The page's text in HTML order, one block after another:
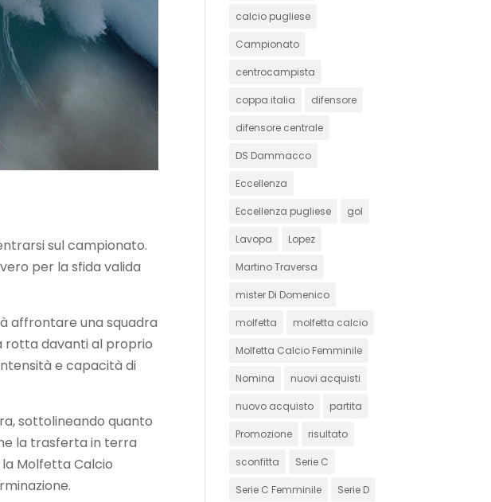
sul campionato.
per la sfida valida
affrontare una squadra
rotta davanti al proprio
e capacità di
sottolineando quanto
la trasferta in terra
Molfetta Calcio
calcio pugliese
Campionato
centrocampista
coppa italia difensore
difensore centrale
DS Dammacco
Eccellenza
Eccellenza pugliese gol
Lavopa Lopez
Martino Traversa
mister Di Domenico
molfetta molfetta calcio
Molfetta Calcio Femminile
Nomina nuovi acquisti
nuovo acquisto partita
Promozione risultato
sconfitta Serie C
Serie C Femminile Serie D